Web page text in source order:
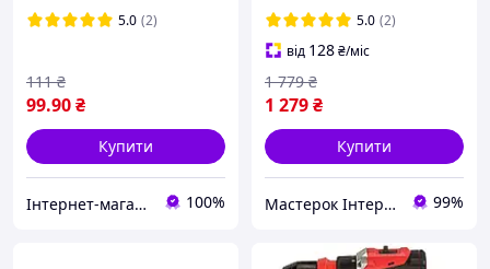
5.0 (2)
99.90₴
111 ₴
Купити
Інтернет-магазин інструментів "R-Tools" 100%
дому болгарка
електрична кутова
шліфувальна
5.0 (2)
від 128₴/міс
1 279₴
1 779 ₴
Купити
Мастерок Інтернет магазин для кожного 99%